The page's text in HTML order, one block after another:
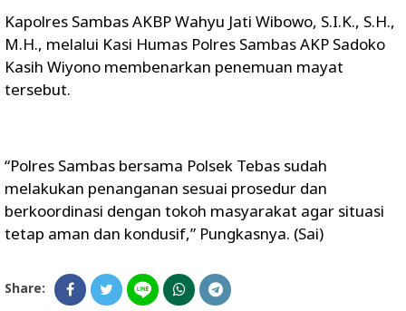
Kapolres Sambas AKBP Wahyu Jati Wibowo, S.I.K., S.H.,
M.H., melalui Kasi Humas Polres Sambas AKP Sadoko
Kasih Wiyono membenarkan penemuan mayat
tersebut.
“Polres Sambas bersama Polsek Tebas sudah
melakukan penanganan sesuai prosedur dan
berkoordinasi dengan tokoh masyarakat agar situasi
tetap aman dan kondusif,” Pungkasnya. (Sai)
Share: